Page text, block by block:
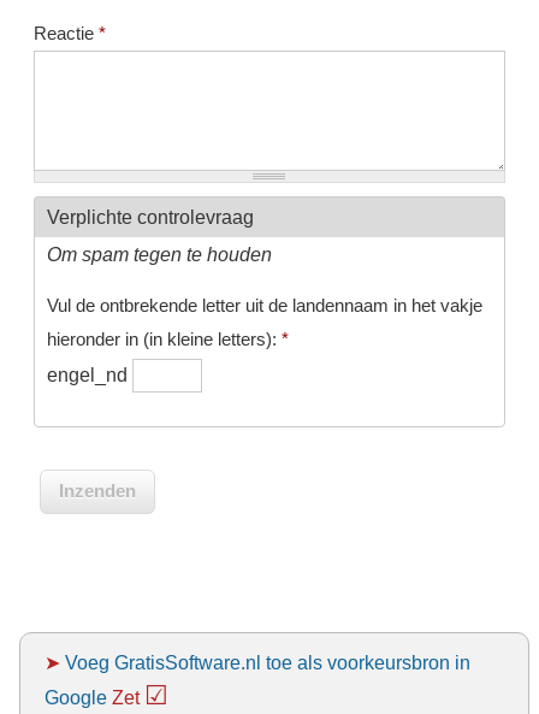
Reactie *
Verplichte controlevraag
Om spam tegen te houden
Vul de ontbrekende letter uit de landennaam in het vakje
hieronder in (in kleine letters): *
engel_nd
➤ Voeg GratisSoftware.nl toe als voorkeursbron in
Google Zet ☑